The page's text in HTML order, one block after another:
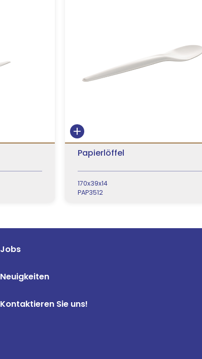
Papierlöffel
170x39x14
PAP3512
Jobs
Neuigkeiten
Kontaktieren Sie uns!